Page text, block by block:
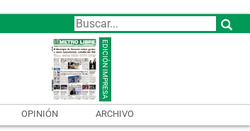
OPINIÓN ARCHIVO